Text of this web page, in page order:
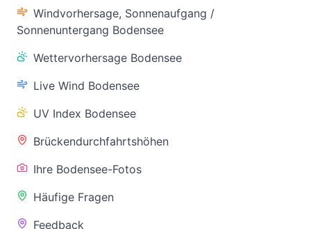
Windvorhersage, Sonnenaufgang /
Sonnenuntergang Bodensee
Wettervorhersage Bodensee
Live Wind Bodensee
UV Index Bodensee
Brückendurchfahrtshöhen
Ihre Bodensee-Fotos
Häufige Fragen
Feedback
(Konstanz) (Friedrichshafen)
Warnstatus
✅ Keine
Warnung